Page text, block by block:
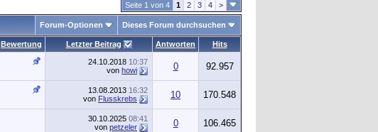
Seite 1 von 4 1 2 3 4 >
Forum-Optionen Dieses Forum durchsuchen
Bewertung Letzter Beitrag Antworten Hits
24.10.2018 10:37
von howi 0 92.957
13.08.2013 16:32
von Flusskrebs 10 170.548
30.10.2025 08:41
von petzeler 0 106.465